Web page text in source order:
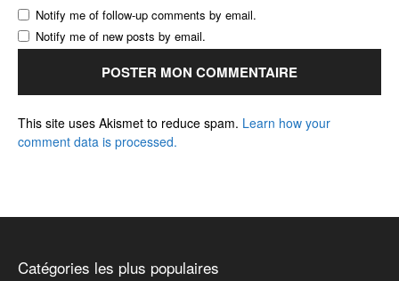
Notify me of follow-up comments by email.
Notify me of new posts by email.
This site uses Akismet to reduce spam. Learn how your
comment data is processed.
Catégories les plus populaires